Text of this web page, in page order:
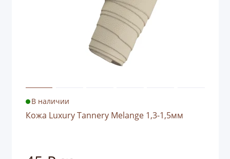
В наличии
Кожа Luxury Tannery Melange 1,3-1,5мм